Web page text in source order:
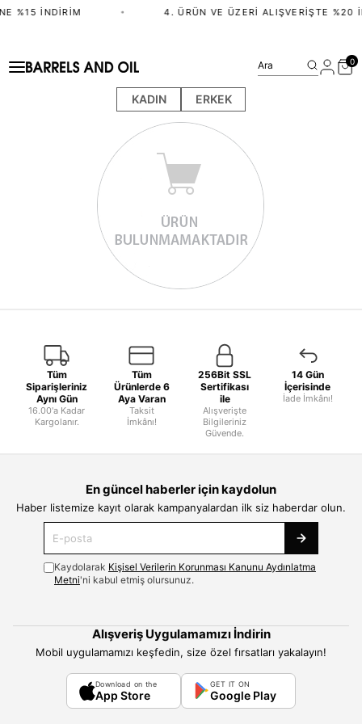
%15 İNDIRIM • 4. ÜRÜN VE ÜZERI ALIŞVERIŞTE %20
KADIN ERKEK
Ara 0
Tüm
Siparişleriniz
Aynı Gün
16.00'a Kadar
Kargolanır.
Tüm
Ürünlerde 6
Aya Varan
Taksit
İmkânı!
256Bit SSL
Sertifikası
ile
Alışverişte
Bilgileriniz
Güvende.
14 Gün
İçerisinde
İade İmkânı!
En güncel haberler için kaydolun
Haber listemize kayıt olarak kampanyalardan ilk siz haberdar olun.
Kaydolarak Kişisel Verilerin Korunması Kanunu Aydınlatma
Metni'ni kabul etmiş olursunuz.
Alışveriş Uygulamamızı İndirin
Mobil uygulamamızı keşfedin, size özel fırsatları yakalayın!
Download on the
App Store
GET IT ON
Google Play